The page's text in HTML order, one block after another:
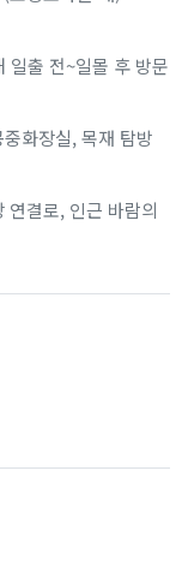
출 전~일몰 후 방문
화장실, 목재 탐방
연결로, 인근 바람의